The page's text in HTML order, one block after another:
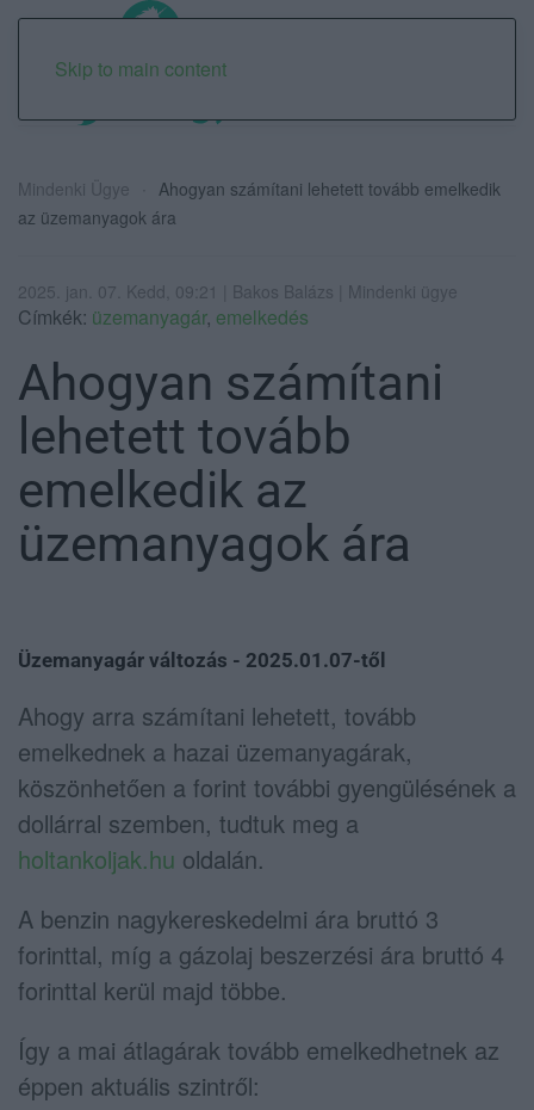
Skip to main content
Mindenki Ügye
Ahogyan számítani lehetett tovább emelkedik
az üzemanyagok ára
2025. jan. 07. Kedd, 09:21 | Bakos Balázs | Mindenki ügye
Címkék: üzemanyagár, emelkedés
Ahogyan számítani
lehetett tovább
emelkedik az
üzemanyagok ára
Üzemanyagár változás - 2025.01.07-től
Ahogy arra számítani lehetett, tovább
emelkednek a hazai üzemanyagárak,
köszönhetően a forint további gyengülésének a
dollárral szemben, tudtuk meg a
holtankoljak.hu oldalán.
A benzin nagykereskedelmi ára bruttó 3
forinttal, míg a gázolaj beszerzési ára bruttó 4
forinttal kerül majd többe.
Így a mai átlagárak tovább emelkedhetnek az
éppen aktuális szintről: